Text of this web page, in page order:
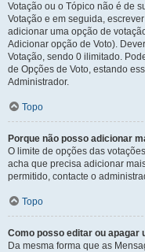
Votação ou o Tópico não é de
Votação e em seguida,
adicionar uma opção de
Adicionar opção de Voto).
Votação, sendo 0 ilimitado.
de Opções de Voto, estando
Administrador.
Topo
Porque não posso adicionar
O limite de opções das
acha que precisa adicionar
permitido, contacte o
Topo
Como posso editar ou apagar
Da mesma forma que as